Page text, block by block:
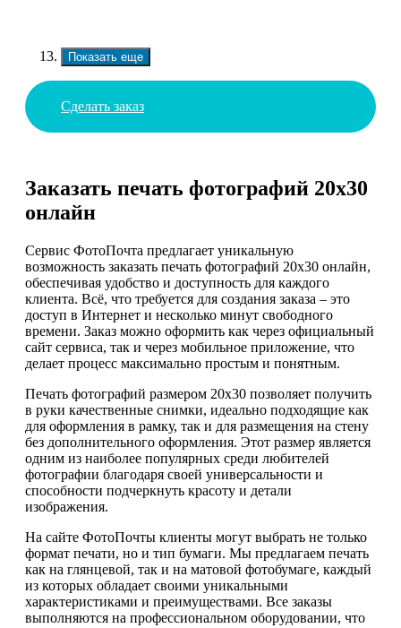
Показать еще
Сделать заказ
Заказать печать фотографий 20х30
онлайн
Сервис ФотоПочта предлагает уникальную
возможность заказать печать фотографий 20х30 онлайн,
обеспечивая удобство и доступность для каждого
клиента. Всё, что требуется для создания заказа – это
доступ в Интернет и несколько минут свободного
времени. Заказ можно оформить как через официальный
сайт сервиса, так и через мобильное приложение, что
делает процесс максимально простым и понятным.
Печать фотографий размером 20х30 позволяет получить
в руки качественные снимки, идеально подходящие как
для оформления в рамку, так и для размещения на стену
без дополнительного оформления. Этот размер является
одним из наиболее популярных среди любителей
фотографии благодаря своей универсальности и
способности подчеркнуть красоту и детали
изображения.
На сайте ФотоПочты клиенты могут выбрать не только
формат печати, но и тип бумаги. Мы предлагаем печать
как на глянцевой, так и на матовой фотобумаге, каждый
из которых обладает своими уникальными
характеристиками и преимуществами. Все заказы
выполняются на профессиональном оборудовании, что